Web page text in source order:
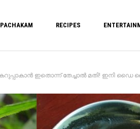
PACHAKAM RECIPES
ഇതൊന്ന് തേച്ചാൽ മതി! ഇനി ഡൈ കൈ